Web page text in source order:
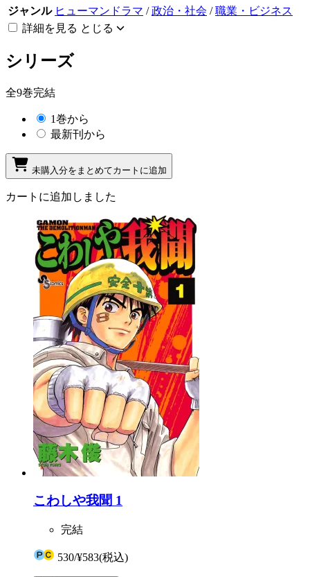
ジャンル ヒューマンドラマ /政治・社会 /職業・ビジネス
詳細を見る とじる
シリーズ
全9巻完結
1巻から
最新刊から
未購入分をまとめてカートに追加
カートに追加しました
こわしや我聞 1
完結
530/¥583(税込)